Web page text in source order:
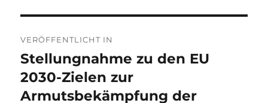
VERÖFFENTLICHT IN
Stellungnahme zu den EU
2030-Zielen zur
Armutsbekämpfung der